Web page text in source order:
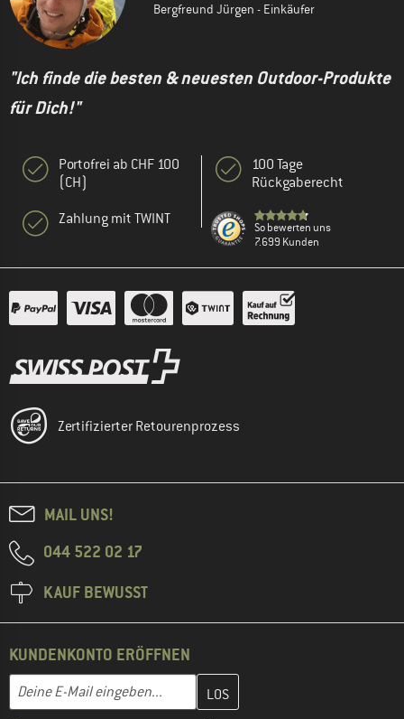
Bergfreund Jürgen - Einkäufer
"Ich finde die besten & neuesten Outdoor-Produkte
für Dich!"
Portofrei ab CHF 100
(CH)
Zahlung mit TWINT
100 Tage
Rückgaberecht
So bewerten uns
7.699 Kunden
Zertifizierter Retourenprozess
MAIL UNS!
044 522 02 17
KAUF BEWUSST
KUNDENKONTO ERÖFFNEN
E-Mail-Adresse
Gib hier deine E-Mail-Adresse ein und erstelle im nächsten